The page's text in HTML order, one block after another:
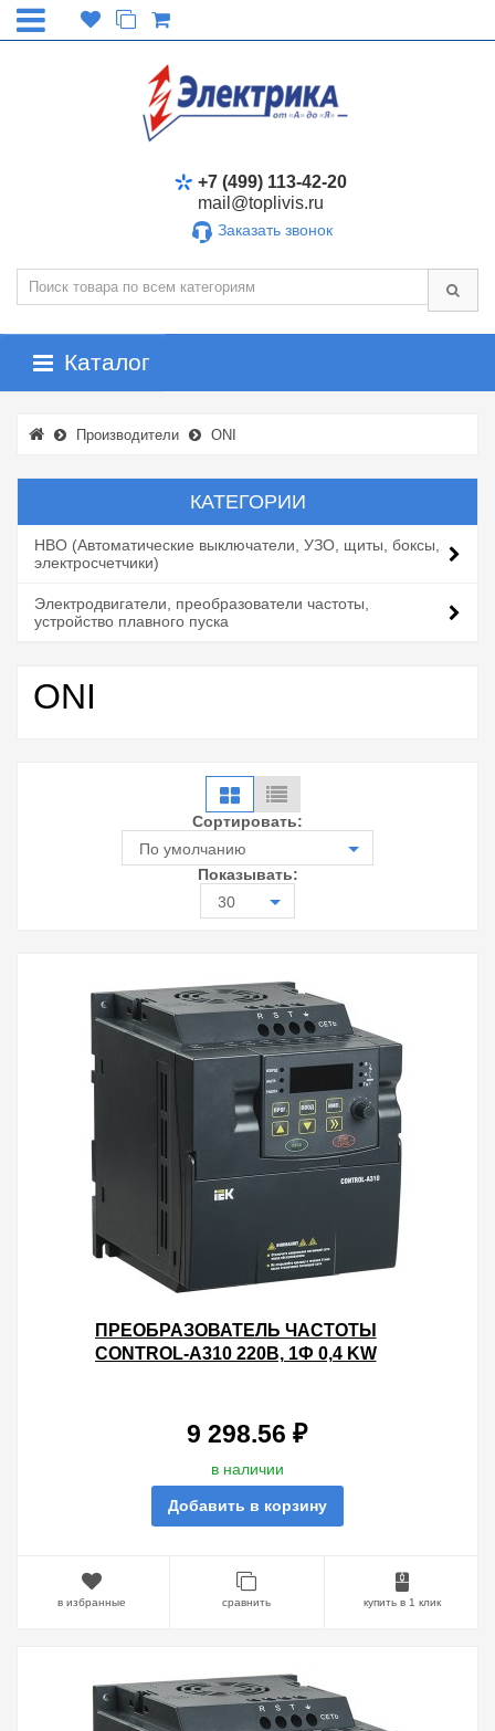
+7 (499) 113-42-20
mail@toplivis.ru
Заказать звонок
Каталог
Производители ONI
КАТЕГОРИИ
НВО (Автоматические выключатели, УЗО, щиты, боксы,
электросчетчики)
Электродвигатели, преобразователи частоты,
устройство плавного пуска
ONI
Сортировать:
По умолчанию
Показывать:
30
ПРЕОБРАЗОВАТЕЛЬ ЧАСТОТЫ
CONTROL-A310 220В, 1Ф 0,4 KW
9 298.56 ₽
в наличии
Добавить в корзину
в избранные сравнить купить в 1 клик